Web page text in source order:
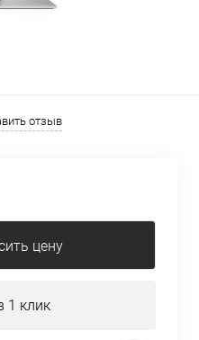
отзыв
цену
1 клик